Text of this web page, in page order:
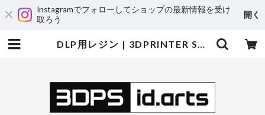
Instagramでフォローしてショップの最新情報を受け
取ろう
開く
DLP用レジン | 3DPRINTER SHOP id.arts